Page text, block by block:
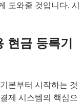
도와줄 것입니다. 시
현금 등록기
본부터 시작하는 것
제 시스템의 핵심으